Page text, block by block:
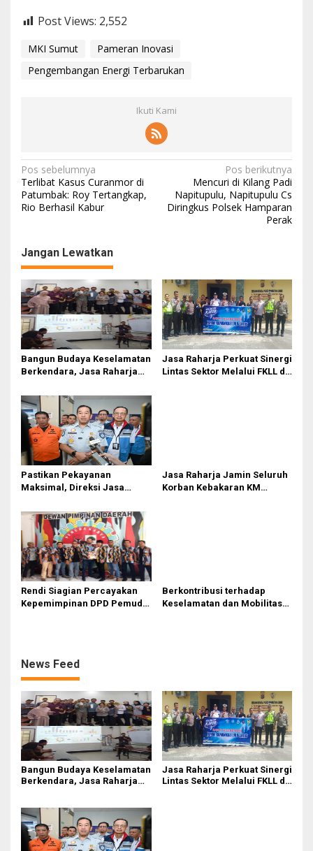
Post Views: 2,552
MKI Sumut
Pameran Inovasi
Pengembangan Energi Terbarukan
Ikuti Kami
N
a
v
g
a
s
i
p
o
s
Pos sebelumnya
Terlibat Kasus Curanmor di
Patumbak: Roy Tertangkap,
Rio Berhasil Kabur
Pos berikutnya
Mencuri di Kilang Padi
Napitupulu, Napitupulu Cs
Diringkus Polsek Hamparan
Perak
Jangan Lewatkan
Bangun Budaya Keselamatan
Berkendara, Jasa Raharja
Pasifik Medan Industri
Jasa Raharja Perkuat Sinergi
Lintas Sektor Melalui FKLL di
Pastikan Pekayanan
Maksimal, Direksi Jasa
Kebakaran KM Mutiara
Sentosa II
Jasa Raharja Jamin Seluruh
Korban Kebakaran KM
Rendi Siagian Percayakan
Kepemimpinan DPD Pemuda
Berkontribusi terhadap
Keselamatan dan Mobilitas
News Feed
Bangun Budaya Keselamatan
Berkendara, Jasa Raharja
Jasa Raharja Perkuat Sinergi
Lintas Sektor Melalui FKLL di